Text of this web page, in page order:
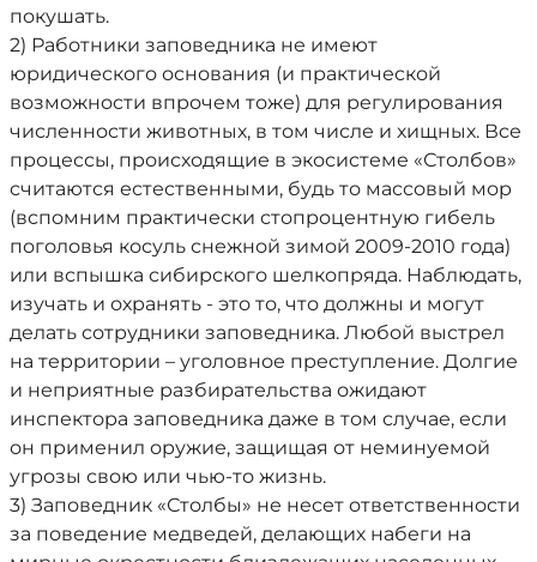
покушать.
2) Работники заповедника не имеют
юридического основания (и практической
возможности впрочем тоже) для регулирования
численности животных, в том числе и хищных. Все
процессы, происходящие в экосистеме «Столбов»
считаются естественными, будь то массовый мор
(вспомним практически стопроцентную гибель
поголовья косуль снежной зимой 2009-2010 года)
или вспышка сибирского шелкопряда. Наблюдать,
изучать и охранять - это то, что должны и могут
делать сотрудники заповедника. Любой выстрел
на территории – уголовное преступление. Долгие
и неприятные разбирательства ожидают
инспектора заповедника даже в том случае, если
он применил оружие, защищая от неминуемой
угрозы свою или чью-то жизнь.
3) Заповедник «Столбы» не несет ответственности
за поведение медведей, делающих набеги на